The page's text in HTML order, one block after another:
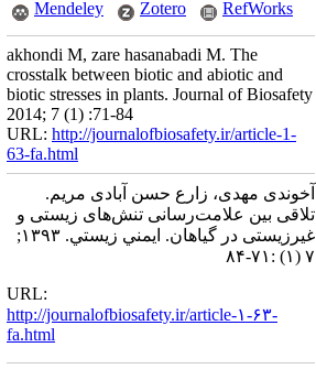
Mendeley
Zotero RefWorks
akhondi M, zare hasanabadi M. The
crosstalk between biotic and abiotic and
biotic stresses in plants. Journal of Biosafety
2014; 7 (1) :71-84
URL: http://journalofbiosafety.ir/article-1-
63-fa.html
آخوندی مهدی، زارع حسن آبادی مریم.
تلاقی بین علامت‌رسانی تنش‌های زیستی و
غیرزیستی در گیاهان. ايمني زيستي. ۱۳۹۳;
۷ (۱) :۷۱-۸۴
URL:
http://journalofbiosafety.ir/article-۱-۶۳-
fa.html